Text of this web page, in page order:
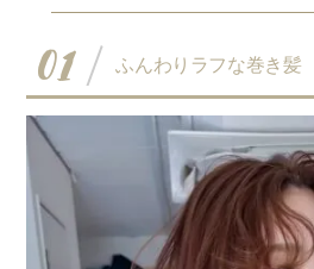
01 ふんわりラフな巻き髪